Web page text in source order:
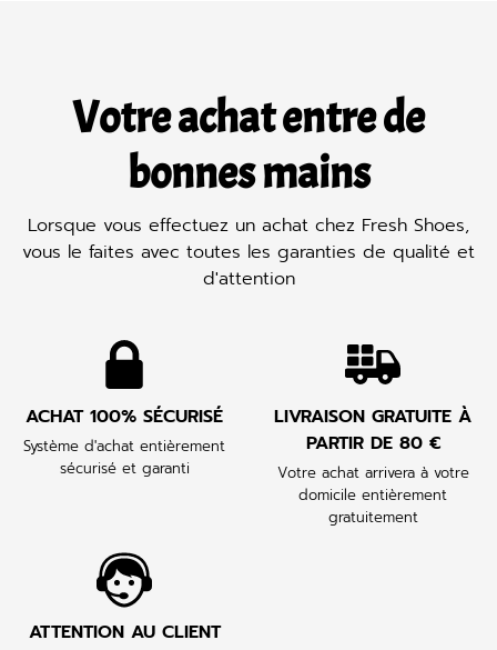
Votre achat entre de
bonnes mains
Lorsque vous effectuez un achat chez Fresh Shoes,
vous le faites avec toutes les garanties de qualité et
d'attention
ACHAT 100% SÉCURISÉ
Système d'achat entièrement
sécurisé et garanti
LIVRAISON GRATUITE À
PARTIR DE 80 €
Votre achat arrivera à votre
domicile entièrement
gratuitement
ATTENTION AU CLIENT